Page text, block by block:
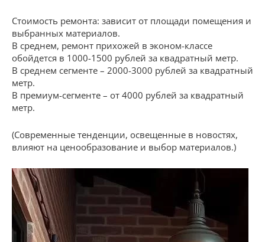
Стоимость ремонта: зависит от площади помещения и
выбранных материалов.
В среднем, ремонт прихожей в эконом-классе
обойдется в 1000-1500 рублей за квадратный метр.
В среднем сегменте – 2000-3000 рублей за квадратный
метр.
В премиум-сегменте – от 4000 рублей за квадратный
метр.
(Современные тенденции, освещенные в новостях,
влияют на ценообразование и выбор материалов.)